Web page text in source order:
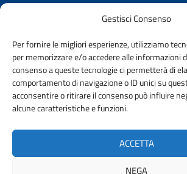
Gestisci Consenso
Per fornire le migliori esperienze, utilizziamo
per memorizzare e/o accedere alle informazioni
consenso a queste tecnologie ci permetterà di
comportamento di navigazione o ID unici su
acconsentire o ritirare il consenso può influire
alcune caratteristiche e funzioni.
ACCETTA
NEGA
REALIZZATO CON LA
AMMINISTRAZIONE TRASPARENTE
PRIVACY E COOKIE POLICY URP